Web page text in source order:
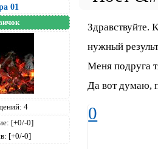
01
4
[+0/-0]
[+0/-0]
Здравствуйте.
нужный
Меня подруга
Да вот думаю,
0